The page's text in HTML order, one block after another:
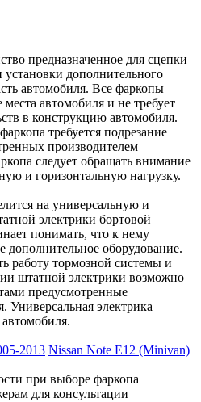
предназначенное для сцепки
дополнительного
автомобиля. Все фаркопы
автомобиля и не требует
в конструкцию автомобиля.
требуется подрезание
производителем
следует обращать внимание
и горизонтальную нагрузку.
на универсальную и
электрики бортовой
понимать, что к нему
оборудование.
работу тормозной системы и
штатной электрики возможно
предусмотренные
Универсальная электрика
2013 Nissan Note E12 (Minivan)
при выборе фаркопа
для консультации